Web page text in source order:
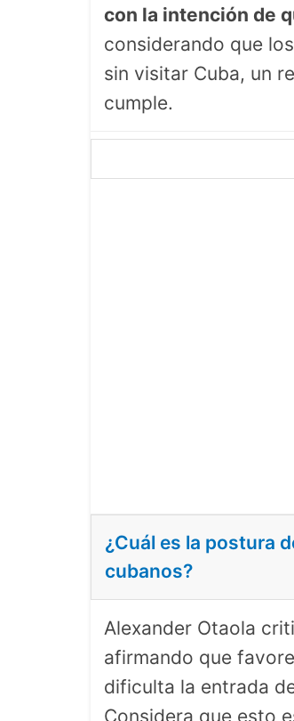
con la intención de
considerando que
sin visitar Cuba, un
cumple.
¿Cuál es la postura
cubanos?
Alexander Otaola
afirmando que
dificulta la entrada
Considera que esto